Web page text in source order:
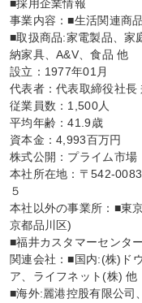
■採用企業情報
事業内容：■生活関連商
■取扱商品:家電製品、家
納家具、A&V、食品 他
設立：1977年01月
代表者：代表取締役社
従業員数：1,500人
平均年齢：41.9歳
資本金：4,993百万円
株式公開：プライム市場
本社所在地：〒542-
５
本社以外の事業所：■東
京都品川区)
■福井カスタマーセンタ
関連会社：■国内:(株)ド
ア、ライフネット(株) 他
■海外:麗港控股有限公司